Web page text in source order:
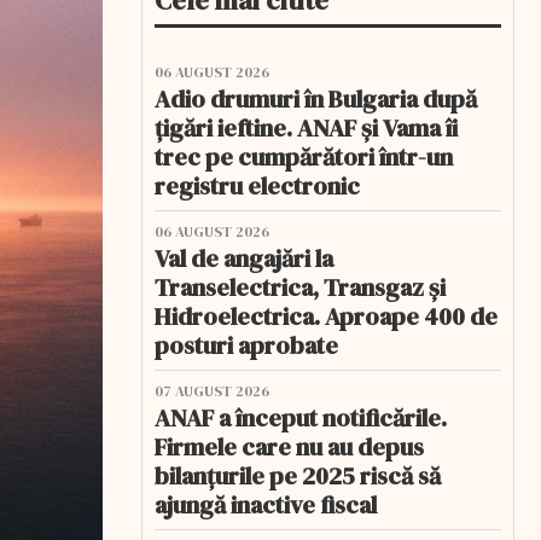
06 AUGUST 2026
Adio drumuri în Bulgaria după
țigări ieftine. ANAF și Vama îi
trec pe cumpărători într-un
registru electronic
06 AUGUST 2026
Val de angajări la
Transelectrica, Transgaz și
Hidroelectrica. Aproape 400 de
posturi aprobate
07 AUGUST 2026
ANAF a început notificările.
Firmele care nu au depus
bilanțurile pe 2025 riscă să
ajungă inactive fiscal